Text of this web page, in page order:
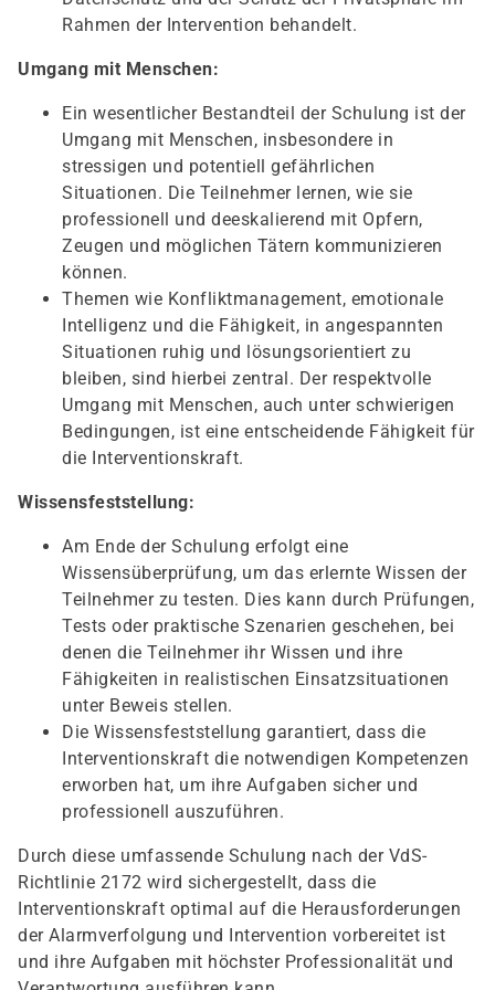
Rahmen der Intervention behandelt.
Umgang mit Menschen:
Ein wesentlicher Bestandteil der Schulung ist der
Umgang mit Menschen, insbesondere in
stressigen und potentiell gefährlichen
Situationen. Die Teilnehmer lernen, wie sie
professionell und deeskalierend mit Opfern,
Zeugen und möglichen Tätern kommunizieren
können.
Themen wie Konfliktmanagement, emotionale
Intelligenz und die Fähigkeit, in angespannten
Situationen ruhig und lösungsorientiert zu
bleiben, sind hierbei zentral. Der respektvolle
Umgang mit Menschen, auch unter schwierigen
Bedingungen, ist eine entscheidende Fähigkeit für
die Interventionskraft.
Wissensfeststellung:
Am Ende der Schulung erfolgt eine
Wissensüberprüfung, um das erlernte Wissen der
Teilnehmer zu testen. Dies kann durch Prüfungen,
Tests oder praktische Szenarien geschehen, bei
denen die Teilnehmer ihr Wissen und ihre
Fähigkeiten in realistischen Einsatzsituationen
unter Beweis stellen.
Die Wissensfeststellung garantiert, dass die
Interventionskraft die notwendigen Kompetenzen
erworben hat, um ihre Aufgaben sicher und
professionell auszuführen.
Durch diese umfassende Schulung nach der VdS-
Richtlinie 2172 wird sichergestellt, dass die
Interventionskraft optimal auf die Herausforderungen
der Alarmverfolgung und Intervention vorbereitet ist
und ihre Aufgaben mit höchster Professionalität und